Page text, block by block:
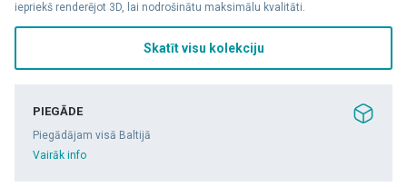
iepriekš renderējot 3D, lai nodrošinātu maksimālu kvalitāti.
Skatīt visu kolekciju
PIEGĀDE
Piegādājam visā Baltijā
Vairāk info